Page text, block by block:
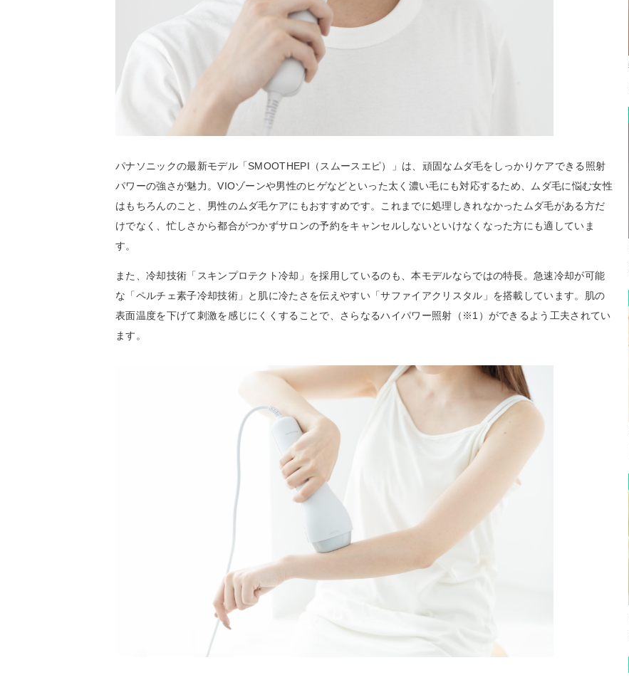
パナソニックの最新モデル「SMOOTHEPI（スムースエピ）」は、頑固なムダ毛をしっかりケアできる照射
パワーの強さが魅力。VIOゾーンや男性のヒゲなどといった太く濃い毛にも対応するため、ムダ毛に悩む女性
はもちろんのこと、男性のムダ毛ケアにもおすすめです。これまでに処理しきれなかったムダ毛がある方だ
けでなく、忙しさから都合がつかずサロンの予約をキャンセルしないといけなくなった方にも適していま
す。
また、冷却技術「スキンプロテクト冷却」を採用しているのも、本モデルならではの特長。急速冷却が可能
な「ペルチェ素子冷却技術」と肌に冷たさを伝えやすい「サファイアクリスタル」を搭載しています。肌の
表面温度を下げて刺激を感じにくくすることで、さらなるハイパワー照射（※1）ができるよう工夫されてい
ます。